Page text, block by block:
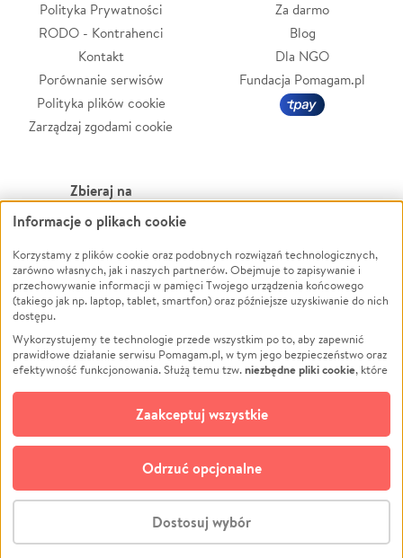
Stwórz zbiórkę - za darmo
Polityka Prywatności
RODO - Kontrahenci
Kontakt
Porównanie serwisów
Polityka plików cookie
Zarządzaj zgodami cookie
Za darmo
Blog
Dla NGO
Fundacja Pomagam.pl
Zbieraj na
Leczenie
Zwierzęta
Pożar
Ukraina
Pomoc Finansowa
Projekty
Pogrzeb
Społeczność lokalna
Kultura
Powódź
Wichura
NGO
Edukacja
Podróż
Impreza
Ochrona środowiska
Biznes
© CROWDING SP. Z O.O.
Informacje o plikach cookie
Korzystamy z plików cookie oraz podobnych rozwiązań technologicznych,
zarówno własnych, jak i naszych partnerów. Obejmuje to zapisywanie i
przechowywanie informacji w pamięci Twojego urządzenia końcowego
(takiego jak np. laptop, tablet, smartfon) oraz późniejsze uzyskiwanie do nich
dostępu.
Wykorzystujemy te technologie przede wszystkim po to, aby zapewnić
prawidłowe działanie serwisu Pomagam.pl, w tym jego bezpieczeństwo oraz
efektywność funkcjonowania. Służą temu tzw.niezbędne pliki cookie, które
opcjonalnych plików cookie
technologii do celów analitycznych i retargetingowych. Możesz wyrazić
zgodę na ich stosowanie lub jej odmówić. W dowolnym momencie masz
możliwość zmiany swoich preferencji na stronie „Zarządzaj zgodami cookie”,
do której link znajdziesz w stopce serwisu Pomagam.pl. Opcjonalne pliki
cookie wykorzystywane są w następujących celach:
działanie serwisu Pomagam.pl. Dzięki nim możemy zrozumieć, jak
użytkownicy korzystają z naszego serwisu – skąd trafiają do serwisu, jak
Dostosuj wybór
Odrzuć opcjonalne
Zaakceptuj wszystkie